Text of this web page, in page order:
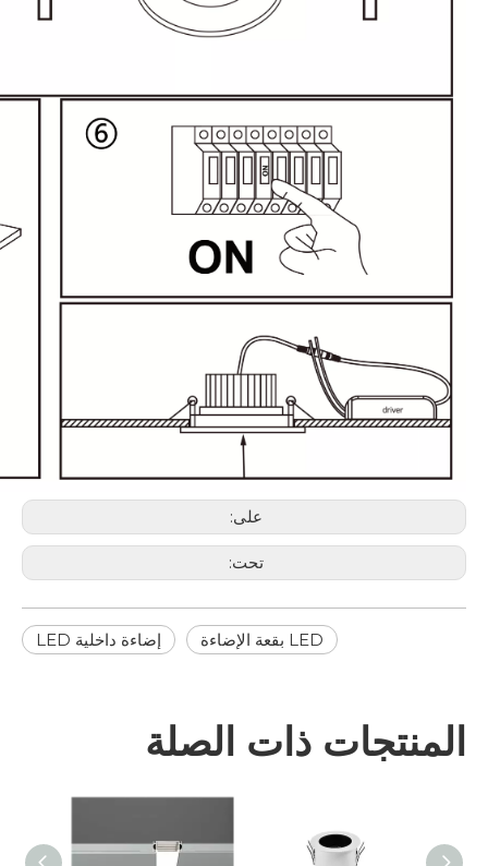
على:
تحت:
إضاءة داخلية LED LED بقعة الإضاءة
المنتجات ذات الصلة